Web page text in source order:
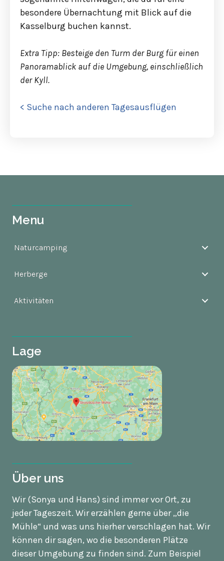
besondere Übernachtung mit Blick auf die
Kasselburg buchen kannst.
Extra Tipp: Besteige den Turm der Burg für einen
Panoramablick auf die Umgebung, einschließlich
der Kyll.
< Suche nach anderen Tagesausflügen
Menu
Naturcamping
Herberge
Aktivitäten
Lage
Über uns
Wir (Sonya und Hans) sind immer vor Ort, zu
jeder Tageszeit. Wir erzählen gerne über „die
Mühle“ und was uns hierher verschlagen hat. Wir
können dir sagen, wo die besonderen Plätze
dieser Umgebung zu finden sind. Zum Beispiel